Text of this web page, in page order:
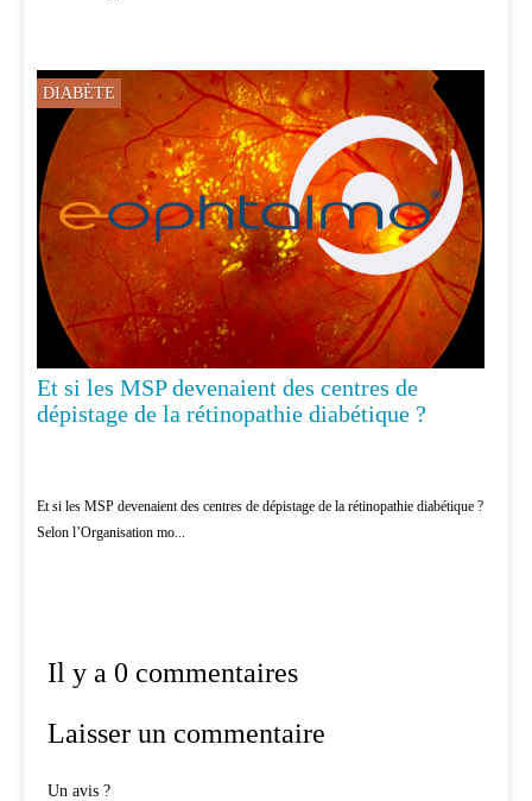
DIABÈTE
Et si les MSP devenaient des centres de
dépistage de la rétinopathie diabétique ?
Et si les MSP devenaient des centres de dépistage de la rétinopathie diabétique ?
Selon l’Organisation mo...
Il y a 0 commentaires
Laisser un commentaire
Un avis ?